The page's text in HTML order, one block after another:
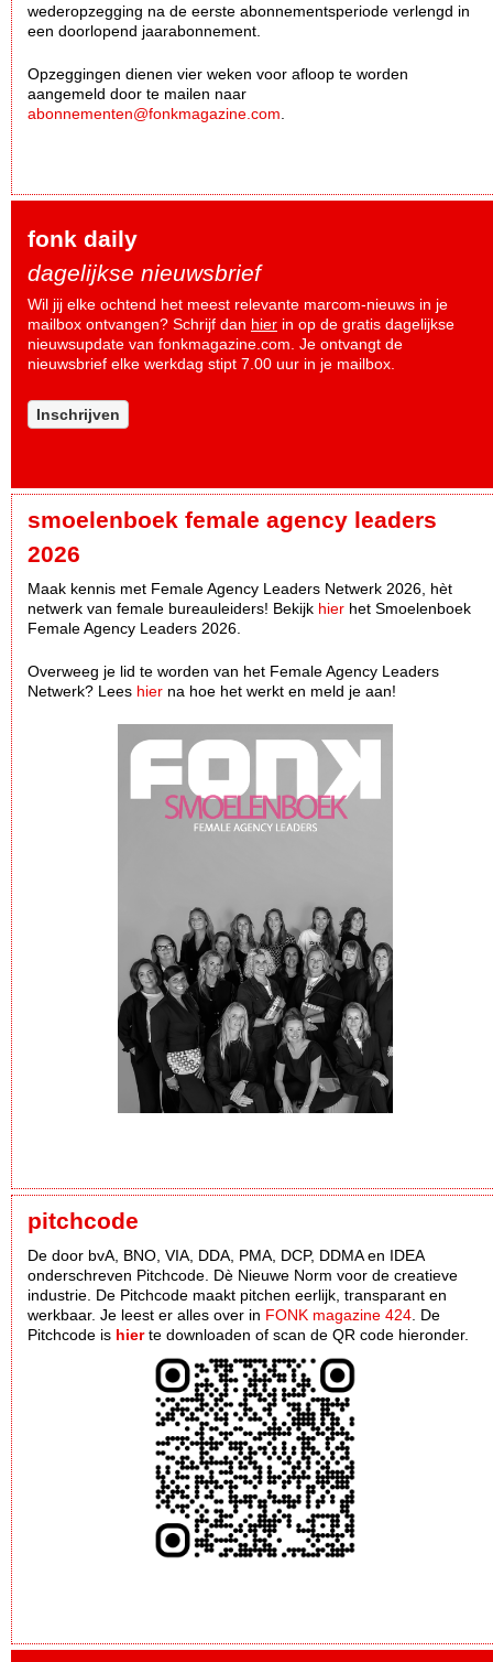
wederopzegging na de eerste abonnementsperiode verlengd in
een doorlopend jaarabonnement.
Opzeggingen dienen vier weken voor afloop te worden
aangemeld door te mailen naar
abonnementen@fonkmagazine.com.
fonk daily
dagelijkse nieuwsbrief
Wil jij elke ochtend het meest relevante marcom-nieuws in je
mailbox ontvangen? Schrijf dan hier in op de gratis dagelijkse
nieuwsupdate van fonkmagazine.com. Je ontvangt de
nieuwsbrief elke werkdag stipt 7.00 uur in je mailbox.
Inschrijven
smoelenboek female agency leaders
2026
Maak kennis met Female Agency Leaders Netwerk 2026, hèt
netwerk van female bureauleiders! Bekijk hier het Smoelenboek
Female Agency Leaders 2026.
Overweeg je lid te worden van het Female Agency Leaders
Netwerk? Lees hier na hoe het werkt en meld je aan!
pitchcode
De door bvA, BNO, VIA, DDA, PMA, DCP, DDMA en IDEA
onderschreven Pitchcode. Dè Nieuwe Norm voor de creatieve
industrie. De Pitchcode maakt pitchen eerlijk, transparant en
werkbaar. Je leest er alles over in FONK magazine 424 . De
Pitchcode is hierte downloaden of scan de QR code hieronder.